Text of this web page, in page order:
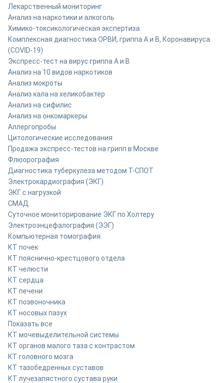
Лекарственный мониторинг
Анализ на наркотики и алкоголь
Химико-токсикологическая экспертиза
Комплексная диагностика ОРВИ, гриппа A и B, Коронавируса
(COVID-19)
Экспресс-тест на вирус гриппа А и В
Анализ на 10 видов наркотиков
Анализ мокроты
Анализ кала на хеликобактер
Анализ на сифилис
Анализ на онкомаркеры
Аллергопробы
Цитологические исследования
Продажа экспресс-тестов на грипп в Москве
Флюорография
Диагностика туберкулеза методом Т-СПОТ
Электрокардиография (ЭКГ)
ЭКГ с нагрузкой
СМАД
Суточное мониторирование ЭКГ по Холтеру
Электроэнцефалография (ЭЭГ)
Компьютерная томография
КТ почек
КТ пояснично-крестцового отдела
КТ челюсти
КТ сердца
КТ печени
КТ позвоночника
КТ носовых пазух
Показать все
КТ мочевыделительной системы
КТ органов малого таза с контрастом
КТ головного мозга
КТ тазобедренных суставов
КТ лучезапястного сустава руки